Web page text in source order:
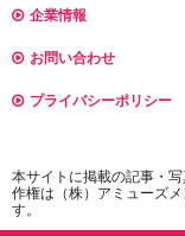
企業情報
お問い合わせ
プライバシーポリシー
本サイトに掲載の記事・
作権は（株）アミューズ
す。